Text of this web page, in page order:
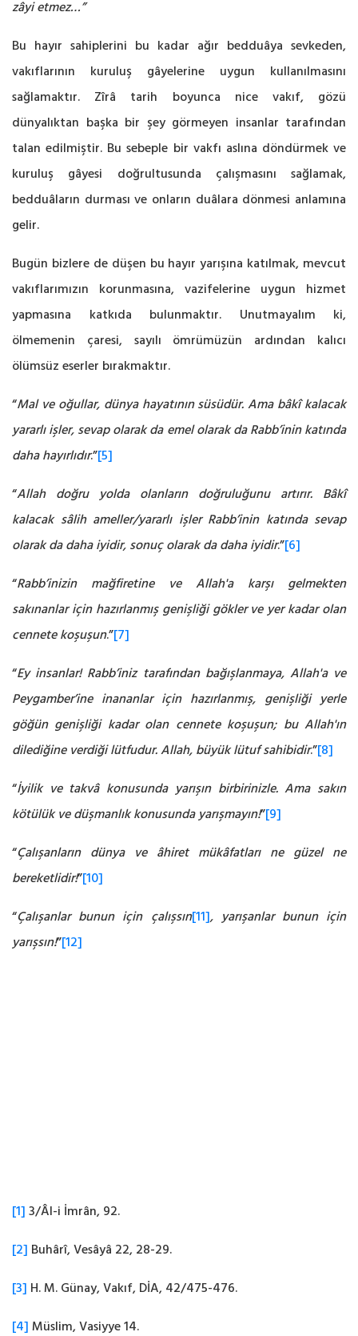
zâyi etmez…”
Bu hayır sahiplerini bu kadar ağır bedduâya sevkeden,
vakıflarının kuruluş gâyelerine uygun kullanılmasını
sağlamaktır. Zîrâ tarih boyunca nice vakıf, gözü
dünyalıktan başka bir şey görmeyen insanlar tarafından
talan edilmiştir. Bu sebeple bir vakfı aslına döndürmek ve
kuruluş gâyesi doğrultusunda çalışmasını sağlamak,
bedduâların durması ve onların duâlara dönmesi anlamına
gelir.
Bugün bizlere de düşen bu hayır yarışına katılmak, mevcut
vakıflarımızın korunmasına, vazifelerine uygun hizmet
yapmasına katkıda bulunmaktır. Unutmayalım ki,
ölmemenin çaresi, sayılı ömrümüzün ardından kalıcı
ölümsüz eserler bırakmaktır.
“Mal ve oğullar, dünya hayatının süsüdür. Ama bâkî kalacak
yararlı işler, sevap olarak da emel olarak da Rabb’inin katında
daha hayırlıdır.”[5]
“Allah doğru yolda olanların doğruluğunu artırır. Bâkî
kalacak sâlih ameller/yararlı işler Rabb’inin katında sevap
olarak da daha iyidir, sonuç olarak da daha iyidir.”[6]
“Rabb’inizin mağfiretine ve Allah'a karşı gelmekten
sakınanlar için hazırlanmış genişliği gökler ve yer kadar olan
cennete koşuşun.”[7]
“Ey insanlar! Rabb’iniz tarafından bağışlanmaya, Allah'a ve
Peygamber’ine inananlar için hazırlanmış, genişliği yerle
göğün genişliği kadar olan cennete koşuşun; bu Allah'ın
dilediğine verdiği lütfudur. Allah, büyük lütuf sahibidir.”[8]
“İyilik ve takvâ konusunda yarışın birbirinizle. Ama sakın
kötülük ve düşmanlık konusunda yarışmayın!”[9]
“Çalışanların dünya ve âhiret mükâfatları ne güzel ne
bereketlidir!”[10]
“Çalışanlar bunun için çalışsın[11], yarışanlar bunun için
yarışsın!”[12]
[1] 3/Âl-i İmrân, 92.
[2] Buhârî, Vesâyâ 22, 28-29.
[3] H. M. Günay, Vakıf, DİA, 42/475-476.
[4] Müslim, Vasiyye 14.